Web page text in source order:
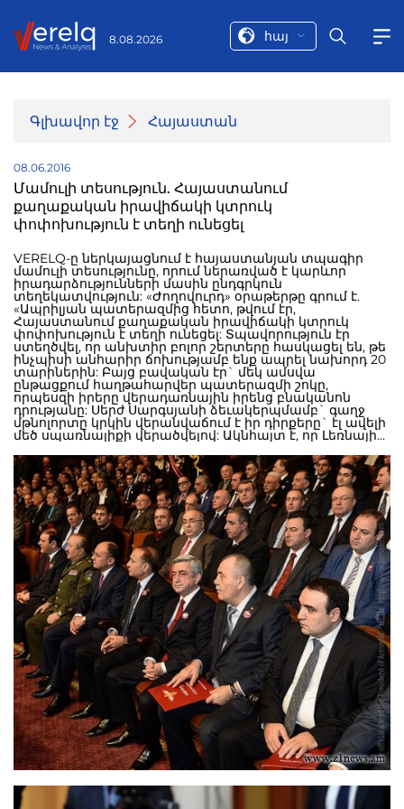
8.08.2026 հայ
Գլխավոր էջ Հայաստան
08.06.2016
Մամուլի տեսություն. Հայաստանում
քաղաքական իրավիճակի կտրուկ
փոփոխություն է տեղի ունեցել
VERELQ-ը ներկայացնում է հայաստանյան տպագիր
մամուլի տեսությունը, որում ներառված է կարևոր
իրադարձությունների մասին ընդգրկուն
տեղեկատվություն: «Ժողովուրդ» օրաթերթը գրում է.
«Ապրիլյան պատերազմից հետո, թվում էր,
Հայաստանում քաղաքական իրավիճակի կտրուկ
փոփոխություն է տեղի ունեցել: Տպավորություն էր
ստեղծվել, որ անխտիր բոլոր շերտերը հասկացել են, թե
ինչպիսի անհարիր ճոխությամբ ենք ապրել նախորդ 20
տարիներին: Բայց բավական էր` մեկ ամսվա
ընթացքում հաղթահարվեր պատերազմի շոկը,
որպեսզի իրերը վերադառնային իրենց բնականոն
դրությանը: Սերժ Սարգսյանի ձեւակերպմամբ` գաղջ
մթնոլորտը կրկին վերանվաճում է իր դիրքերը` էլ ավելի
մեծ սպառնալիքի վերածվելով: Ակնհայտ է, որ Լեռնային
տեղաշարժեր են արձանագրվում: Ցավալիորեն մեր
հասարակությունը Արցախի հանդեպ հետաքրքրություն
դրսեւորում է բացառապես հարցի սրացման պահերին,
թեպետ ներկայիս փուլն ավելի վտանգավոր իրավիճակ
է խոստանում եւ սրացման պահերին հայկական կողմի
հանկարծակիի գալու իրական պատճառն է: Վերջին
օրերին ադրբեջանական եւ մասամբ ռուսական
վերլուծականները պնդում են, որ Հայաստանը զրկված
է Ռուսաստանի աջակցությունից, եւ Սերժ Սարգսյանին
ինչ-ինչ պատասխաններ տալու համար ժամանակ է
տրվել մինչեւ նախագահների նոր հանդիպումը: Թերեւս
նմանօրինակ լուրեր տարածվել են գրեթե բոլոր
հանդիպումներից առաջ: Այդուհանդերձ, ներկայիս
իրադրությունն աչքի է ընկնում զգալի
առանձնահատկություններով, եթե հաշվի ենք առնում
օդային սահմանի հսկողությունը փաստացիորեն
ռուսներին հանձնելու իշխանության քայլերը, որոնք
կարծես թե ֆորպոստացումից դեպի պոլիգոնի
փոխակերպման վերջին ակորդներից են»: «Ժողովուրդ»
օրաթերթը գրում է. «Մեծամասնական ընտրակարգով
մանդատ ստացած իշխանական պատգամավորները
դեռեւս չեն կողմնորոշվում իրենց հետագա
ճակատագրի վերաբերյալ հարցերին ինչպես
պատասխանել: «Ժողովուրդ»-ի այն հարցումներին, թե
արդյոք դուք համամասնական ընտրակարգով
առաջադրվել, մեծամասնականով մանդատ ստացած
ՀՀԿ-ականները հիմնականում պատասխանում են, թե